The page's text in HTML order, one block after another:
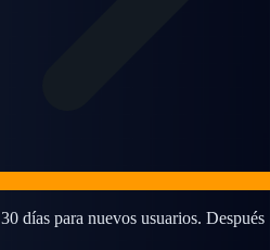
días para nuevos usuarios. Después